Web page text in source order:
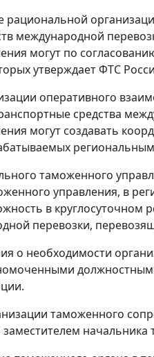
рациональной
международной
могут по
утверждает ФТС
оперативного
средства
могут создавать
таможенного
управления, в
в
перевозки,
о необходимости
таможенного
начальника